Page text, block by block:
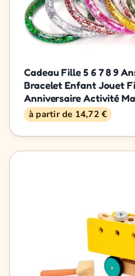
Cadeau Fille 5 6 7 8 9
Bracelet Enfant Jouet
Anniversaire Activité
à partir de 14,72 €